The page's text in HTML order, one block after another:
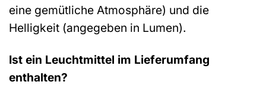
eine gemütliche Atmosphäre) und die
Helligkeit (angegeben in Lumen).
Ist ein Leuchtmittel im Lieferumfang
enthalten?